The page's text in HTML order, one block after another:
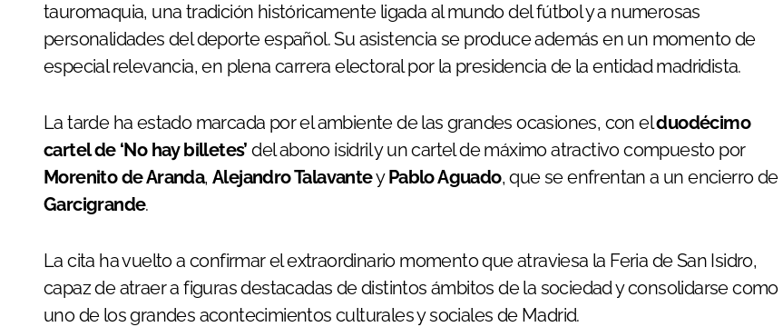
tauromaquia, una tradición históricamente ligada al mundo del fútbol y a numerosas
personalidades del deporte español. Su asistencia se produce además en un momento de
especial relevancia, en plena carrera electoral por la presidencia de la entidad madridista.
La tarde ha estado marcada por el ambiente de las grandes ocasiones, con elduodécimo
cartel de ‘No hay billetes’ del abono isidril y un cartel de máximo atractivo compuesto por
Morenito de Aranda,Alejandro TalavanteyPablo Aguado, que se enfrentan a un encierro de
Garcigrande.
La cita ha vuelto a confirmar el extraordinario momento que atraviesa la Feria de San Isidro,
capaz de atraer a figuras destacadas de distintos ámbitos de la sociedad y consolidarse como
uno de los grandes acontecimientos culturales y sociales de Madrid.